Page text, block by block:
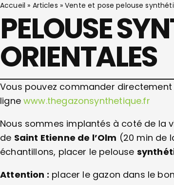
Accueil » Articles »Vente et pose pelouse
PELOUSE
ORIENTALES
Vous pouvez commander
lignewww.thegazonsynthetique.fr
Nous sommes implantés à coté de la
de Saint Etienne de l’Olm (20 min de
échantillons, placer le pelouse
Attention : placer le gazon dans le